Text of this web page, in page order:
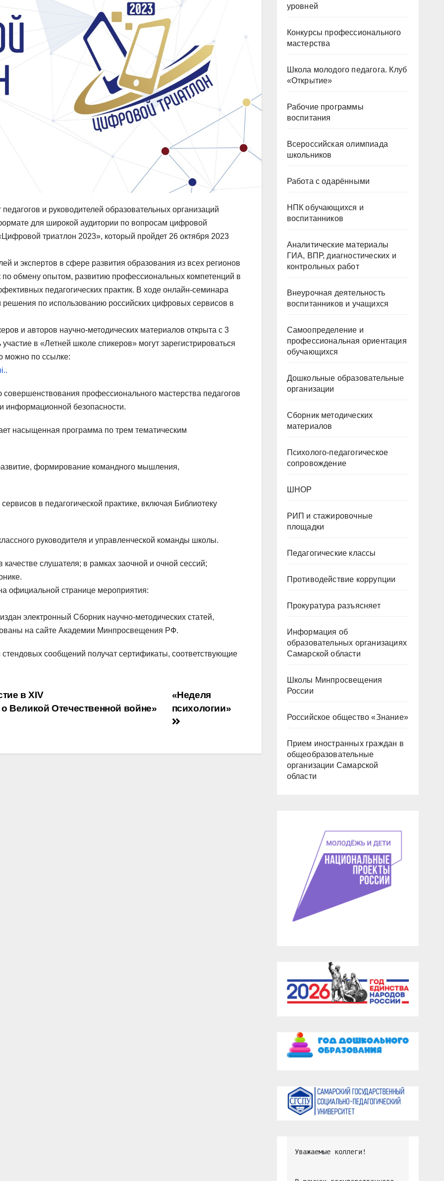
и руководителей образовательных организаций
для широкой аудитории по вопросам цифровой
триатлон 2023», который пройдет 26 октября 2023
и экспертов в сфере развития образования из всех регионов
обмену опытом, развитию профессиональных компетенций в
педагогических практик. В ходе онлайн-семинара
решения по использованию российских цифровых сервисов в
и авторов научно-методических материалов открыта с 3
в «Летней школе спикеров» могут зарегистрироваться
можно по ссылке:
профессионального мастерства педагогов
информационной безопасности.
насыщенная программа по трем тематическим
формирование командного мышления,
в педагогической практике, включая Библиотеку
руководителя и управленческой команды школы.
слушателя; в рамках заочной и очной сессий;
официальной странице мероприятия:
электронный Сборник научно-методических статей,
на сайте Академии Минпросвещения РФ.
сообщений получат сертификаты, соответствующие
«Неделя
психологии»
в XIV
Великой Отечественной войне»
уровней
Конкурсы профессионального
мастерства
Школа молодого педагога. Клуб
«Открытие»
Рабочие программы
воспитания
Всероссийская олимпиада
школьников
Работа с одарёнными
НПК обучающихся и
воспитанников
Аналитические материалы
ГИА, ВПР, диагностических и
контрольных работ
Внеурочная деятельность
воспитанников и учащихся
Самоопределение и
профессиональная ориентация
обучающихся
Дошкольные образовательные
организации
Сборник методических
материалов
Психолого-педагогическое
сопровождение
ШНОР
РИП и стажировочные
площадки
Педагогические классы
Противодействие коррупции
Прокуратура разъясняет
Информация об
образовательных организациях
Самарской области
Школы Минпросвещения
России
Российское общество «Знание»
Прием иностранных граждан в
общеобразовательные
организации Самарской
области
Уважаемые коллеги!